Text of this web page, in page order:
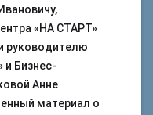
«НА СТАРТ»
руководителю
и Бизнес-
Анне
материал о